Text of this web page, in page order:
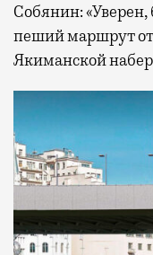
Собянин: «Уверен,
пеший маршрут от
Якиманской